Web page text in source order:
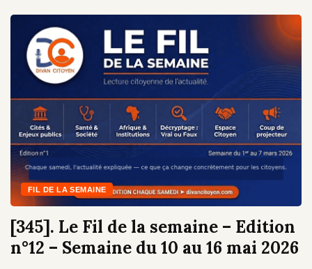
FIL DE LA SEMAINE
[345]. Le Fil de la semaine – Edition
n°12 – Semaine du 10 au 16 mai 2026